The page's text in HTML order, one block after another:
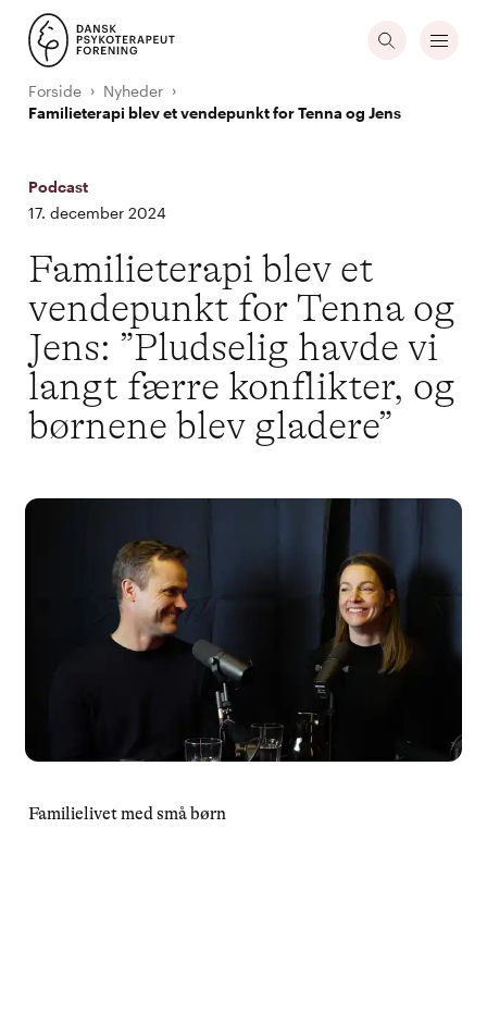
Forside
Nyheder
Familieterapi blev et vendepunkt for Tenna og Jens
Podcast
17. december 2024
Familieterapi blev et
vendepunkt for Tenna og
Jens: ”Pludselig havde vi
langt færre konflikter, og
børnene blev gladere”
Familielivet med små børn